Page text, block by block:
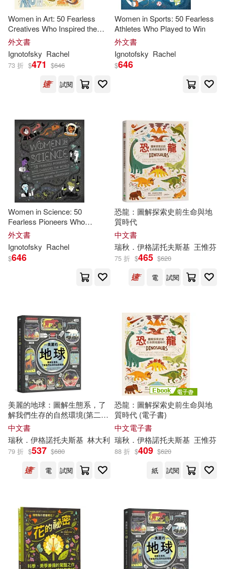
Women in Art: 50 Fearless
Creatives Who Inspired the
World
外文書
Ignotofsky Rachel
73 折 $471 $646
試閱
Women in Sports: 50 Fearless
Athletes Who Played to Win
外文書
Ignotofsky Rachel
$646
Women in Science: 50
Fearless Pioneers Who
Changed the World
外文書
Ignotofsky Rachel
$646
恐龍：圖解探索史前生命與地
質時代
中文書
瑞秋．伊格諾托夫斯基 王惟芬
75 折 $465 $620
電
試閱
美麗的地球：圖解生態系，了
解我們生存的自然環境(第二
版)
中文書
瑞秋．伊格諾托夫斯基 林大利
79 折 $537 $680
電
試閱
恐龍：圖解探索史前生命與地
質時代 (電子書)
中文電子書
瑞秋．伊格諾托夫斯基 王惟芬
88 折 $409 $620
紙
試閱